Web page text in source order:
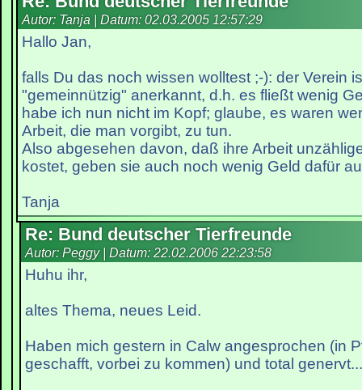
Autor: Tanja | Datum: 02.03.2005 12:57:29
Hallo Jan,
falls Du das noch wissen wolltest ;-): der Verein
"gemeinnützig" anerkannt, d.h. es fließt wenig
habe ich nun nicht im Kopf; glaube, es waren
Arbeit, die man vorgibt, zu tun.
Also abgesehen davon, daß ihre Arbeit
kostet, geben sie auch noch wenig Geld dafür
Tanja
Re: Bund deutscher Tierfreunde
Autor: Peggy | Datum: 22.02.2006 22:23:58
Huhu ihr,
altes Thema, neues Leid.
Haben mich gestern in Calw angesprochen (in
geschafft, vorbei zu kommen) und total genervt...